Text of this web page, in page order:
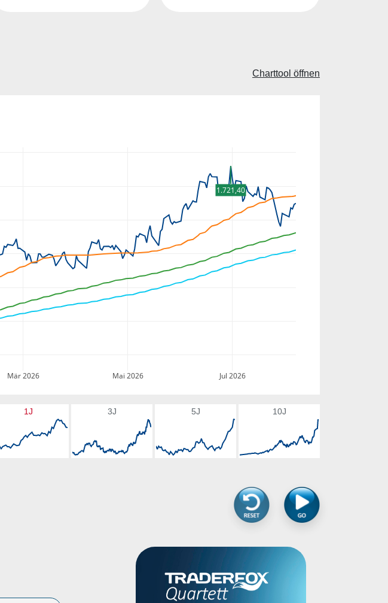
Charttool öffnen
Mär 2026 Mai 2026 Jul 2026
1.721,40
1J 3J 5J 10J